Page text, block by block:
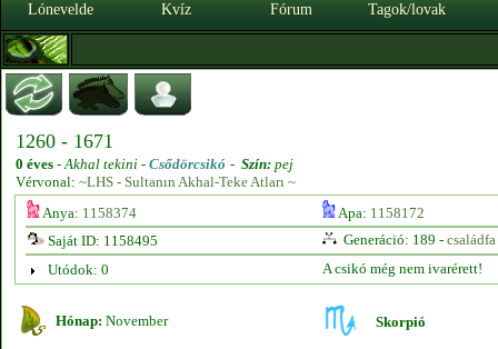
Lónevelde Kvíz Fórum Tagok/lovak
1260 - 1671
0 éves -Akhal tekini - Csődörcsikó - Szín: pej
Vérvonal: ~LHS - Sultanın Akhal-Teke Atları ~
Anya: 1158374 Apa: 1158172
Saját ID: 1158495
Generáció: 189 - családfa
Utódok: 0
A csikó még nem ivarérett!
Hónap: November Skorpió